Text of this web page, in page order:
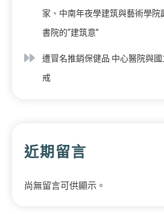
家、中南年夜學建筑與藝術學院
書院的“建筑意”
遭冒名推銷保健品 中心醫院與
戒
近期留言
尚無留言可供顯示。